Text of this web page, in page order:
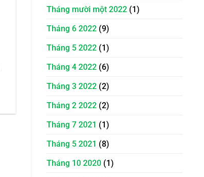
Tháng mười một 2022 (1)
Tháng 6 2022 (9)
Tháng 5 2022 (1)
Tháng 4 2022 (6)
Tháng 3 2022 (2)
Tháng 2 2022 (2)
Tháng 7 2021 (1)
Tháng 5 2021 (8)
Tháng 10 2020 (1)